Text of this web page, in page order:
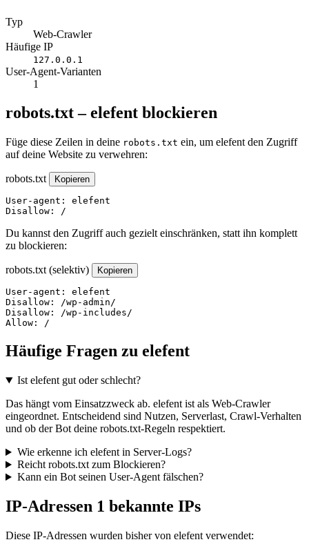
Typ
Web-Crawler
Häufige IP
127.0.0.1
User-Agent-Varianten
1
robots.txt – elefent blockieren
Füge diese Zeilen in deine robots.txt ein, um elefent den Zugriff
auf deine Website zu verwehren:
robots.txt Kopieren
User-agent: elefent
Disallow: /
Du kannst den Zugriff auch gezielt einschränken, statt ihn komplett
zu blockieren:
robots.txt (selektiv) Kopieren
User-agent: elefent
Disallow: /wp-admin/
Disallow: /wp-includes/
Allow: /
Häufige Fragen zu elefent
Ist elefent gut oder schlecht?
Das hängt vom Einsatzzweck ab. elefent ist als Web-Crawler
eingeordnet. Entscheidend sind Nutzen, Serverlast, Crawl-Verhalten
und ob der Bot deine robots.txt-Regeln respektiert.
Wie erkenne ich elefent in Server-Logs?
Reicht robots.txt zum Blockieren?
Kann ein Bot seinen User-Agent fälschen?
IP-Adressen 1 bekannte IPs
Diese IP-Adressen wurden bisher von elefent verwendet: